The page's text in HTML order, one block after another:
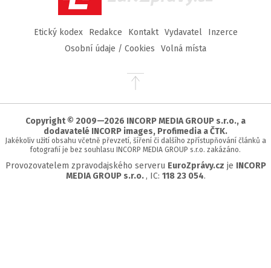
Etický kodex Redakce Kontakt Vydavatel
Inzerce
Osobní údaje / Cookies
Volná místa
Přejít
stránky
Copyright © 2009—2026 INCORP MEDIA GROUP s.r.o., a
dodavatelé INCORP images, Profimedia a ČTK.
Jakékoliv užití obsahu včetně převzetí, šíření či dalšího zpřístupňování článků a
fotografií je bez souhlasu INCORP MEDIA GROUP s.r.o. zakázáno.
Provozovatelem zpravodajského serveru EuroZprávy.cz je INCORP
MEDIA GROUP s.r.o. , IC: 118 23 054.